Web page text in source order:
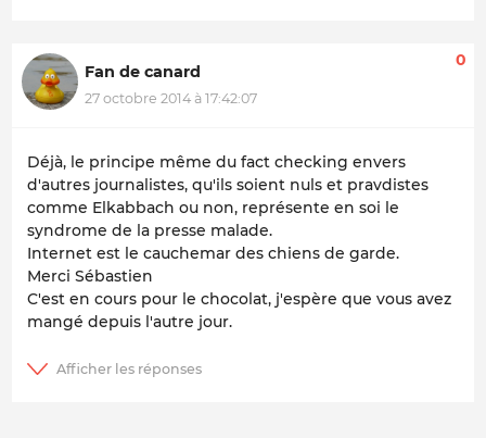
Fan de canard
27 octobre 2014 à 17:42:07
0
Déjà, le principe même du fact checking envers
d'autres journalistes, qu'ils soient nuls et pravdistes
comme Elkabbach ou non, représente en soi le
syndrome de la presse malade.
Internet est le cauchemar des chiens de garde.
Merci Sébastien
C'est en cours pour le chocolat, j'espère que vous avez
mangé depuis l'autre jour.